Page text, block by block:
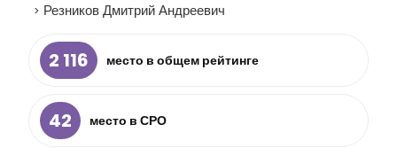
> Резников Дмитрий Андреевич
2 116 место в общем рейтинге
42
место в СРО